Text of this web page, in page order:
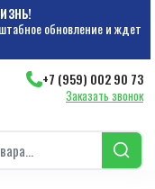
обновление и ждет
+7 (959) 002 90 73
Заказать звонок